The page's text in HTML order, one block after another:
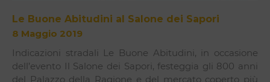
Le Buone Abitudini al Salone dei Sapori
8 Maggio 2019
Indicazioni stradali Le Buone Abitudini, in occasione
dell’evento Il Salone dei Sapori, festeggia gli 800 anni
del Palazzo della Ragione e del mercato coperto più